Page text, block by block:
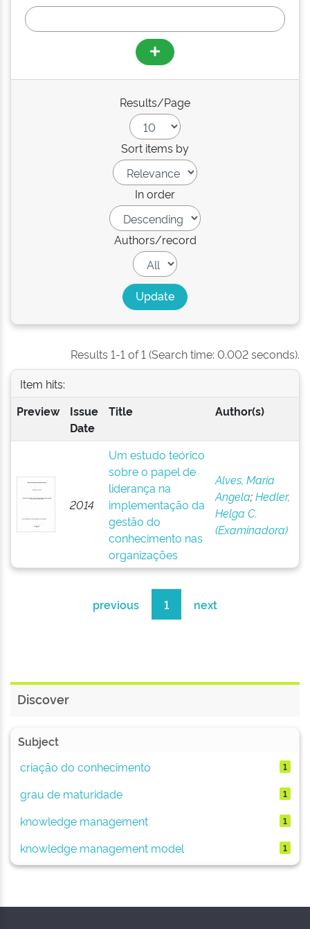
Results/Page
Sort items by
In order
Authors/record
Results 1-1 of 1 (Search time: 0.002 seconds).
Item hits:
Preview
Issue
Date
Title Author(s)
2014
Um estudo teórico
sobre o papel de
liderança na
implementação da
gestão do
conhecimento nas
organizações
Alves, Maria
Angela;Hedler,
Helga C.
(Examinadora)
previous 1 next
Discover
Subject
criação do conhecimento
1
grau de maturidade 1
knowledge management 1
knowledge management model 1